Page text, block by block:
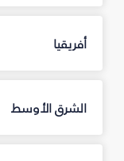
أفريقيا
الشرق الأوسط